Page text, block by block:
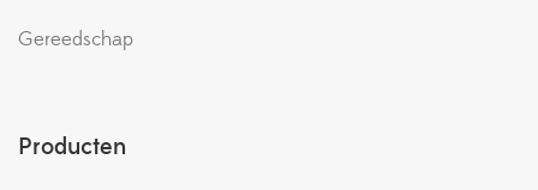
Gereedschap
Producten